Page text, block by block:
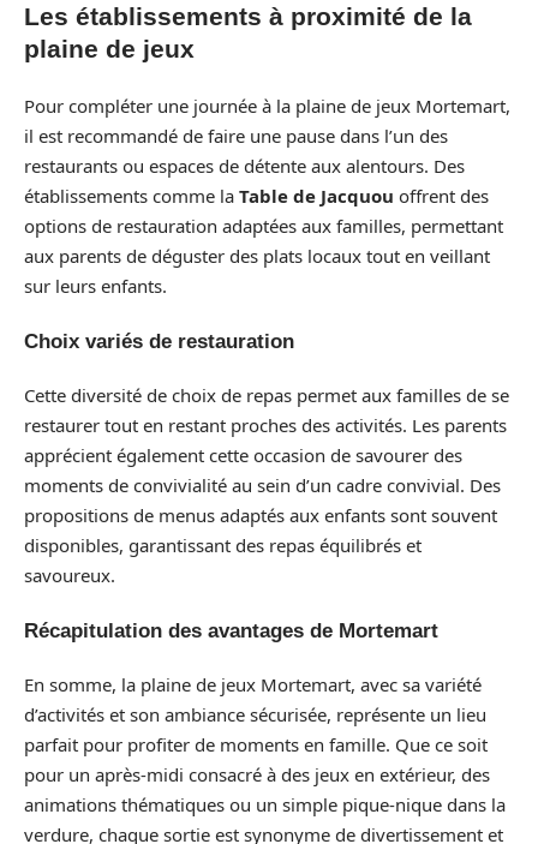
Les établissements à proximité de la
plaine de jeux
Pour compléter une journée à la plaine de jeux Mortemart,
il est recommandé de faire une pause dans l’un des
restaurants ou espaces de détente aux alentours. Des
établissements comme la Table de Jacquou offrent des
options de restauration adaptées aux familles, permettant
aux parents de déguster des plats locaux tout en veillant
sur leurs enfants.
Choix variés de restauration
Cette diversité de choix de repas permet aux familles de se
restaurer tout en restant proches des activités. Les parents
apprécient également cette occasion de savourer des
moments de convivialité au sein d’un cadre convivial. Des
propositions de menus adaptés aux enfants sont souvent
disponibles, garantissant des repas équilibrés et
savoureux.
Récapitulation des avantages de Mortemart
En somme, la plaine de jeux Mortemart, avec sa variété
d’activités et son ambiance sécurisée, représente un lieu
parfait pour profiter de moments en famille. Que ce soit
pour un après-midi consacré à des jeux en extérieur, des
animations thématiques ou un simple pique-nique dans la
verdure, chaque sortie est synonyme de divertissement et